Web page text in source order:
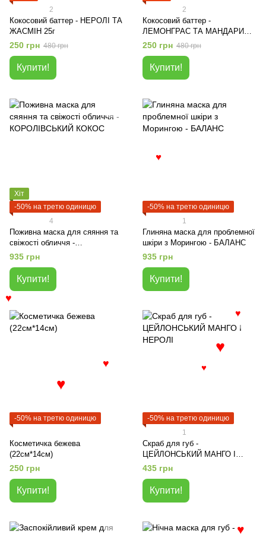
2
Кокосовий баттер - НЕРОЛІ ТА
ЖАСМІН 25г
250 грн 480 грн
Купити!
2
Кокосовий баттер -
ЛЕМОНГРАС ТА МАНДАРИН
25г
250 грн 480 грн
Купити!
Хіт
-50% на третю одиницю
4
Поживна маска для сяяння та
свіжості обличчя -
КОРОЛІВСЬКИЙ КОКОС
935 грн
Купити!
-50% на третю одиницю
1
Глиняна маска для проблемної
шкіри з Морингою - БАЛАНС
935 грн
Купити!
-50% на третю одиницю
Косметичка бежева
(22см*14см)
250 грн
Купити!
-50% на третю одиницю
1
Скраб для губ -
ЦЕЙЛОНСЬКИЙ МАНГО І
НЕРОЛІ
435 грн
Купити!
♥
♥
♥